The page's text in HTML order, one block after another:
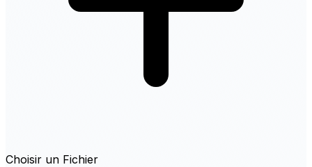
Choisir un Fichier